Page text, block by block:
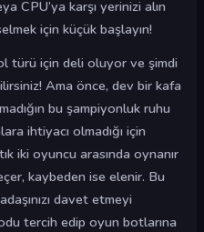
CPU’ya karşı yerinizi alın
için küçük başlayın!
türü için deli oluyor ve şimdi
Ama önce, dev bir kafa
bu şampiyonluk ruhu
ihtiyacı olmadığı için
iki oyuncu arasında oynanır
kaybeden ise elenir. Bu
davet etmeyi
tercih edip oyun botlarına